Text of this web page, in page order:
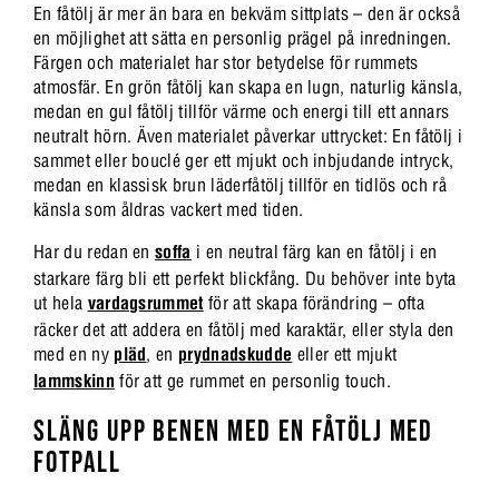
En fåtölj är mer än bara en bekväm sittplats – den är också
en möjlighet att sätta en personlig prägel på inredningen.
Färgen och materialet har stor betydelse för rummets
atmosfär. En grön fåtölj kan skapa en lugn, naturlig känsla,
medan en gul fåtölj tillför värme och energi till ett annars
neutralt hörn. Även materialet påverkar uttrycket: En fåtölj i
sammet eller bouclé ger ett mjukt och inbjudande intryck,
medan en klassisk brun läderfåtölj tillför en tidlös och rå
känsla som åldras vackert med tiden.
Har du redan ensoffa i en neutral färg kan en fåtölj i en
starkare färg bli ett perfekt blickfång. Du behöver inte byta
ut hela vardagsrummet för att skapa förändring – ofta
räcker det att addera en fåtölj med karaktär, eller styla den
med en ny pläd, en prydnadskudde eller ett mjukt
lammskinn för att ge rummet en personlig touch.
SLÄNG UPP BENEN MED EN FÅTÖLJ MED
FOTPALL